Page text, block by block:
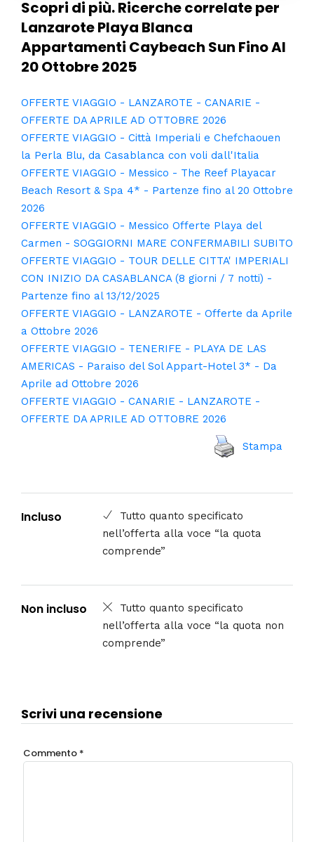
Scopri di più. Ricerche correlate per
Lanzarote Playa Blanca
Appartamenti Caybeach Sun Fino Al
20 Ottobre 2025
OFFERTE VIAGGIO - LANZAROTE - CANARIE -
OFFERTE DA APRILE AD OTTOBRE 2026
OFFERTE VIAGGIO - Città Imperiali e Chefchaouen
la Perla Blu, da Casablanca con voli dall'Italia
OFFERTE VIAGGIO - Messico - The Reef Playacar
Beach Resort & Spa 4* - Partenze fino al 20 Ottobre
2026
OFFERTE VIAGGIO - Messico Offerte Playa del
Carmen - SOGGIORNI MARE CONFERMABILI SUBITO
OFFERTE VIAGGIO - TOUR DELLE CITTA' IMPERIALI
CON INIZIO DA CASABLANCA (8 giorni / 7 notti) -
Partenze fino al 13/12/2025
OFFERTE VIAGGIO - LANZAROTE - Offerte da Aprile
OFFERTE VIAGGIO - CANARIE - LANZAROTE -
OFFERTE DA APRILE AD OTTOBRE 2026
Tutto quanto specificato
comprende”